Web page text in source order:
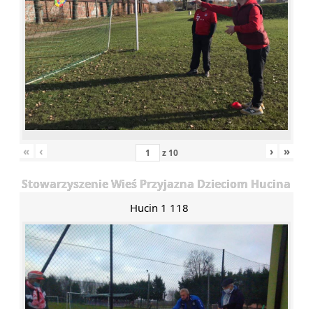
« ‹ z 10 › »
Stowarzyszenie Wieś Przyjazna Dzieciom Hucina
Hucin 1 118